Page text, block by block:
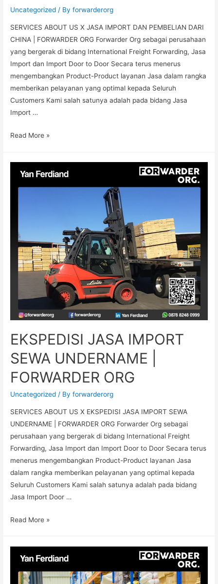
Uncategorized / Byforwarderorg
SERVICES ABOUT US X JASA IMPORT DAN PEMBELIAN DARI
CHINA | FORWARDER ORG Forwarder Org sebagai perusahaan
yang bergerak di bidang International Freight Forwarding, Jasa
Import dan Import Door to Door Secara terus menerus
mengembangkan Product-Product layanan Jasa dalam rangka
memberikan pelayanan yang optimal kepada Seluruh
Customers Kami salah satunya adalah pada bidang Jasa
Import …
Read More »
EKSPEDISI JASA IMPORT
SEWA UNDERNAME |
FORWARDER ORG
Uncategorized / Byforwarderorg
SERVICES ABOUT US X EKSPEDISI JASA IMPORT SEWA
UNDERNAME | FORWARDER ORG Forwarder Org sebagai
perusahaan yang bergerak di bidang International Freight
Forwarding, Jasa Import dan Import Door to Door Secara terus
menerus mengembangkan Product-Product layanan Jasa
dalam rangka memberikan pelayanan yang optimal kepada
Seluruh Customers Kami salah satunya adalah pada bidang
Jasa Import Door …
Read More »